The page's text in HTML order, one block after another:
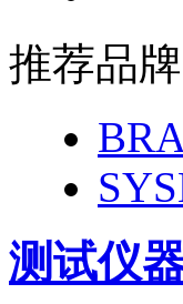
推荐品牌
测试仪